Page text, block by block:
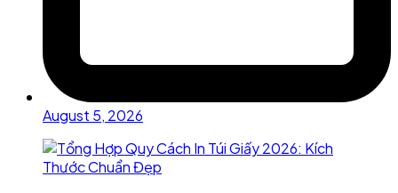
August 5, 2026